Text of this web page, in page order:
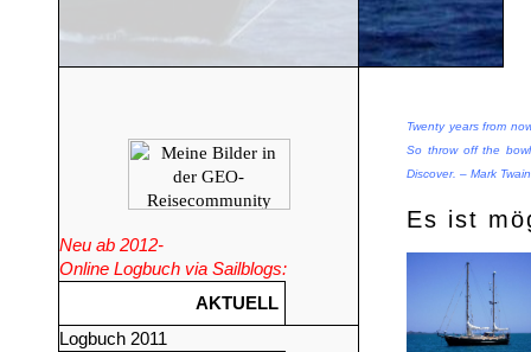
Neu ab 2012-
Online Logbuch via Sailblogs:
AKTUELL
Logbuch 2011
Twenty years from
So throw off the
Discover. – Mark Twain
Es ist